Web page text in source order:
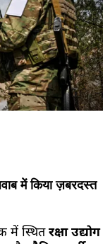
में किया ज़बरदस्त
में स्थितरक्षा उद्योग